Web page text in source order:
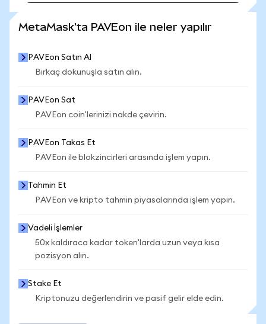
MetaMask'ta PAVEon ile neler yapılır
PAVEon Satın Al
Birkaç dokunuşla satın alın.
PAVEon Sat
PAVEon coin'lerinizi nakde çevirin.
PAVEon Takas Et
PAVEon ile blokzincirleri arasında işlem yapın.
Tahmin Et
PAVEon ve kripto tahmin piyasalarında işlem yapın.
Vadeli İşlemler
50x kaldıraca kadar token'larda uzun veya kısa
pozisyon alın.
Stake Et
Kriptonuzu değerlendirin ve pasif gelir elde edin.